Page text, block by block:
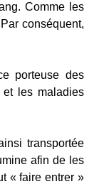
Comme les
conséquent,
porteuse des
et les maladies
transportée
afin de les
« faire entrer »